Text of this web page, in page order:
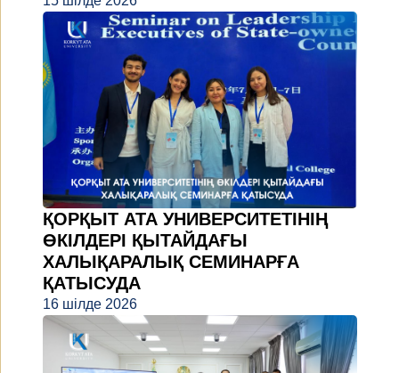
ҚОРҚЫТ АТА УНИВЕРСИТЕТІНІҢ
ӨКІЛДЕРІ ҚЫТАЙДАҒЫ
ХАЛЫҚАРАЛЫҚ СЕМИНАРҒА
ҚАТЫСУДА
16 шілде 2026